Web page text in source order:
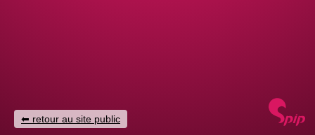
retour au site public